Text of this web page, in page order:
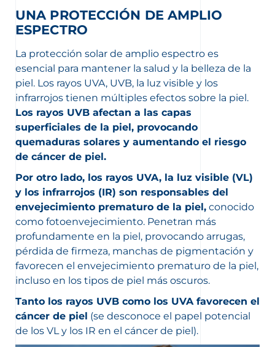
UNA PROTECCIÓN DE AMPLIO
ESPECTRO
La protección solar de amplio espectro es
esencial para mantener la salud y la belleza de la
piel. Los rayos UVA, UVB, la luz visible y los
infrarrojos tienen múltiples efectos sobre la piel.
Los rayos UVB afectan a las capas
superficiales de la piel, provocando
quemaduras solares y aumentando el riesgo
de cáncer de piel.
Por otro lado, los rayos UVA, la luz visible (VL)
y los infrarrojos (IR) son responsables del
envejecimiento prematuro de la piel, conocido
como fotoenvejecimiento. Penetran más
profundamente en la piel, provocando arrugas,
pérdida de firmeza, manchas de pigmentación y
favorecen el envejecimiento prematuro de la piel,
incluso en los tipos de piel más oscuros.
Tanto los rayos UVB como los UVA favorecen el
cáncer de piel (se desconoce el papel potencial
de los VL y los IR en el cáncer de piel).